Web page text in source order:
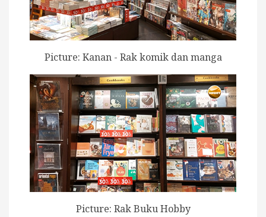
Picture: Kanan - Rak komik dan manga
Picture: Rak Buku Hobby